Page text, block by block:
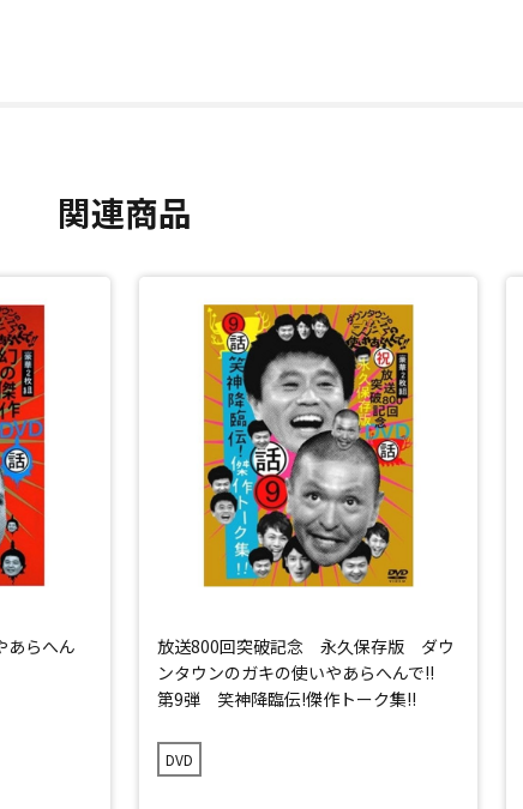
関連商品
あらへん
放送800回突破記念 永久保存版 ダウ
ンタウンのガキの使いやあらへんで!!
第9弾 笑神降臨伝!傑作トーク集!!
DVD